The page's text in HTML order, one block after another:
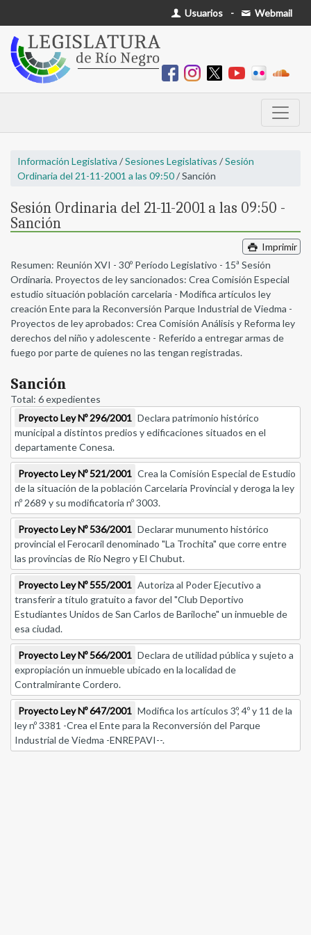
Usuarios - Webmail
Información Legislativa /Sesiones Legislativas /Sesión
Ordinaria del 21-11-2001 a las 09:50/ Sanción
Sesión Ordinaria del 21-11-2001 a las 09:50 -
Sanción
Imprimir
Resumen: Reunión XVI - 30º Período Legislativo - 15ª Sesión
Ordinaria. Proyectos de ley sancionados: Crea Comisión Especial
estudio situación población carcelaria - Modifica artículos ley
creación Ente para la Reconversión Parque Industrial de Viedma -
Proyectos de ley aprobados: Crea Comisión Análisis y Reforma ley
derechos del niño y adolescente - Referido a entregar armas de
fuego por parte de quienes no las tengan registradas.
Sanción
Total: 6 expedientes
Proyecto Ley Nº 296/2001 Declara patrimonio histórico
municipal a distintos predios y edificaciones situados en el
departamente Conesa.
Proyecto Ley Nº 521/2001 Crea la Comisión Especial de Estudio
de la situación de la población Carcelaria Provincial y deroga la ley
nº 2689 y su modificatoria nº 3003.
Proyecto Ley Nº 536/2001 Declarar munumento histórico
provincial el Ferocaril denominado "La Trochita" que corre entre
las provincias de Río Negro y El Chubut.
Proyecto Ley Nº 555/2001 Autoriza al Poder Ejecutivo a
transferir a título gratuito a favor del "Club Deportivo
Estudiantes Unidos de San Carlos de Bariloche" un inmueble de
esa ciudad.
Proyecto Ley Nº 566/2001 Declara de utilidad pública y sujeto a
expropiación un inmueble ubicado en la localidad de
Contralmirante Cordero.
Proyecto Ley Nº 647/2001 Modifica los artículos 3º, 4º y 11 de la
ley nº 3381 -Crea el Ente para la Reconversión del Parque
Industrial de Viedma -ENREPAVI--.